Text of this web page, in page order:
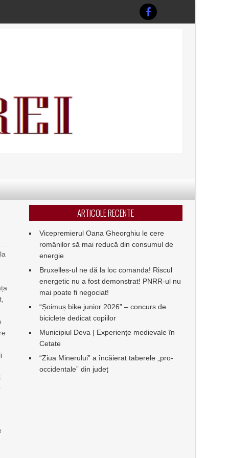
ARTICOLE RECENTE
Vicepremierul Oana Gheorghiu le cere
românilor să mai reducă din consumul de
energie
Bruxelles-ul ne dă la loc comanda! Riscul
energetic nu a fost demonstrat! PNRR-ul nu
mai poate fi negociat!
“Șoimuș bike junior 2026” – concurs de
biciclete dedicat copiilor
Municipiul Deva | Experiențe medievale în
Cetate
“Ziua Minerului” a încăierat taberele „pro-
occidentale” din județ